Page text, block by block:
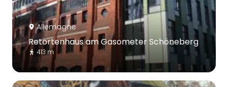
Allemagne
Retortenhaus am Gasometer Schöneberg
413 m